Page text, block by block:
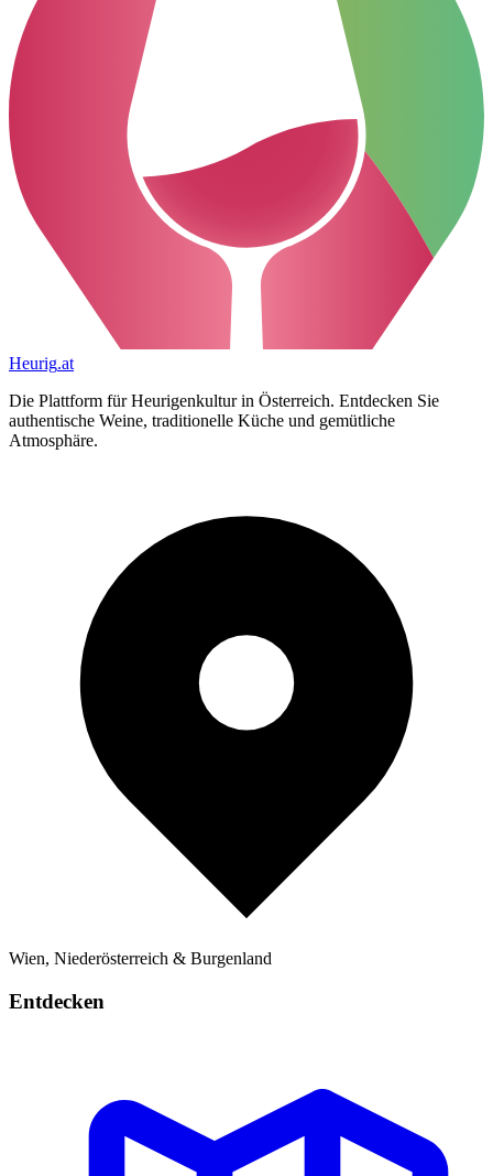
Heurig.at
Die Plattform für Heurigenkultur in Österreich. Entdecken Sie
authentische Weine, traditionelle Küche und gemütliche
Atmosphäre.
Wien, Niederösterreich & Burgenland
Entdecken